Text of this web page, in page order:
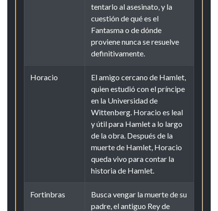
tentarlo al asesinato, y la
cuestión de qué es el
Fantasma o de dónde
proviene nunca se resuelve
definitivamente.
Horacio
El amigo cercano de Hamlet,
quien estudió con el príncipe
en la Universidad de
Wittenberg. Horacio es leal
y útil para Hamlet a lo largo
de la obra. Después de la
muerte de Hamlet, Horacio
queda vivo para contar la
historia de Hamlet.
Fortinbras
Busca vengar la muerte de su
padre, el antiguo Rey de